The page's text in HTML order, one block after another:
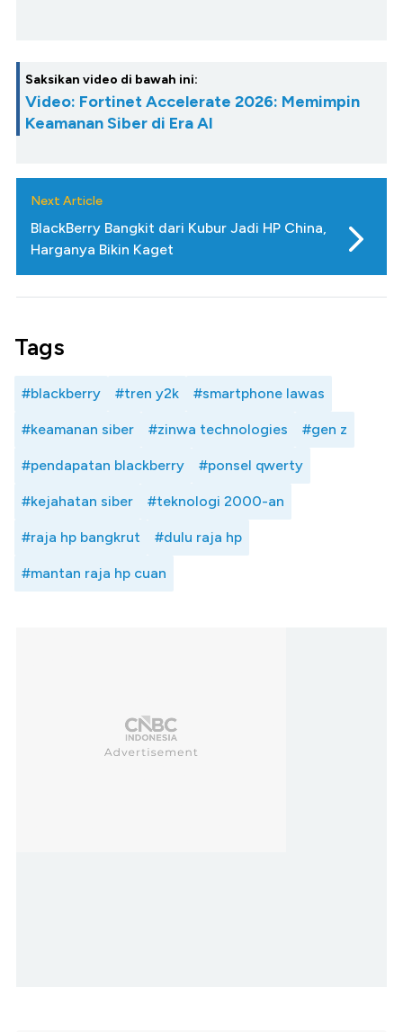
Saksikan video di bawah ini:
Video: Fortinet Accelerate 2026: Memimpin
Keamanan Siber di Era AI
Next Article
BlackBerry Bangkit dari Kubur Jadi HP China,
Harganya Bikin Kaget
Tags
#blackberry #tren y2k #smartphone lawas
#keamanan siber #zinwa technologies #gen z
#pendapatan blackberry #ponsel qwerty
#kejahatan siber #teknologi 2000-an
#raja hp bangkrut #dulu raja hp
#mantan raja hp cuan